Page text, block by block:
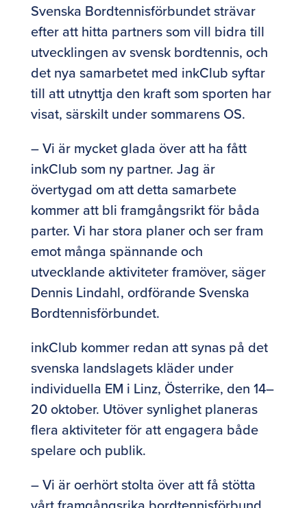
Svenska Bordtennisförbundet strävar
efter att hitta partners som vill bidra till
utvecklingen av svensk bordtennis, och
det nya samarbetet med inkClub syftar
till att utnyttja den kraft som sporten har
visat, särskilt under sommarens OS.
– Vi är mycket glada över att ha fått
inkClub som ny partner. Jag är
övertygad om att detta samarbete
kommer att bli framgångsrikt för båda
parter. Vi har stora planer och ser fram
emot många spännande och
utvecklande aktiviteter framöver, säger
Dennis Lindahl, ordförande Svenska
Bordtennisförbundet.
inkClub kommer redan att synas på det
svenska landslagets kläder under
individuella EM i Linz, Österrike, den 14–
20 oktober. Utöver synlighet planeras
flera aktiviteter för att engagera både
spelare och publik.
– Vi är oerhört stolta över att få stötta